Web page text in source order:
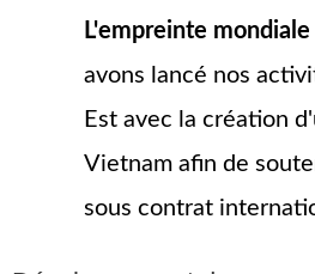
L'empreinte
avons lancé nos
Est avec la création
Vietnam afin de
sous contrat